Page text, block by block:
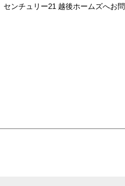
センチュリー21 越後ホームズへお